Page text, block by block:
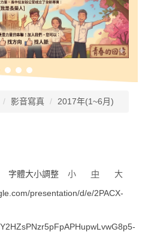
影音寫真 2017年(1~6月)
字體大小調整 小 中
大
presentation/d/e/2PACX-